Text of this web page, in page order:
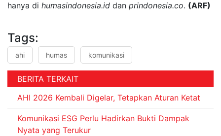
hanya di humasindonesia.id dan prindonesia.co. (ARF)
Tags:
ahi humas komunikasi
BERITA TERKAIT
AHI 2026 Kembali Digelar, Tetapkan Aturan Ketat
Komunikasi ESG Perlu Hadirkan Bukti Dampak
Nyata yang Terukur